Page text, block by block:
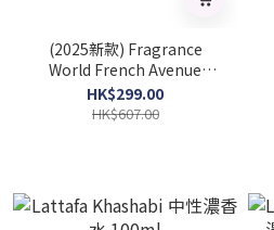
(2025新款) Fragrance
World French Avenue
Grecia 中性濃香水 100ml
(Barcode: 6290360378206)
HK$299.00
HK$607.00